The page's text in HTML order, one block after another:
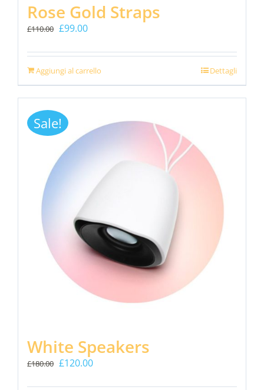
Rose Gold Straps
£110.00 Il
originale
era:
£110.00.
£99.00Il
attuale
è:
Aggiungi al carrello Dettagli
Sale!
White Speakers
£180.00 Il
£120.00Il